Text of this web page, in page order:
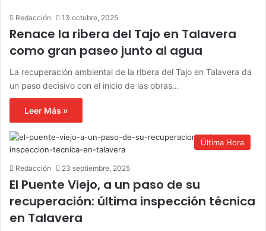
Redacción 13 octubre, 2025
Renace la ribera del Tajo en Talavera
como gran paseo junto al agua
La recuperación ambiental de la ribera del Tajo en Talavera da
un paso decisivo con el inicio de las obras…
Leer Más »
Última Hora
Redacción 23 septiembre, 2025
El Puente Viejo, a un paso de su
recuperación: última inspección técnica
en Talavera